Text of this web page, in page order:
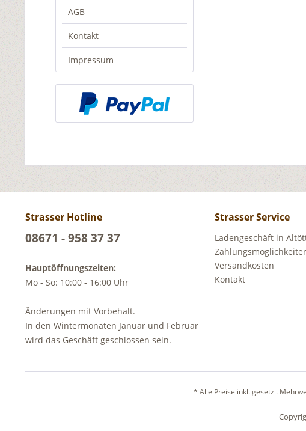
AGB
Kontakt
Impressum
Strasser Hotline
08671 - 958 37 37
Hauptöffnungszeiten:
Mo - So: 10:00 - 16:00 Uhr
Änderungen mit Vorbehalt.
In den Wintermonaten Januar und Februar
wird das Geschäft geschlossen sein.
Strasser Service
Ladengeschäft in
Versandkosten
Kontakt
* Alle Preise inkl. gesetzl.